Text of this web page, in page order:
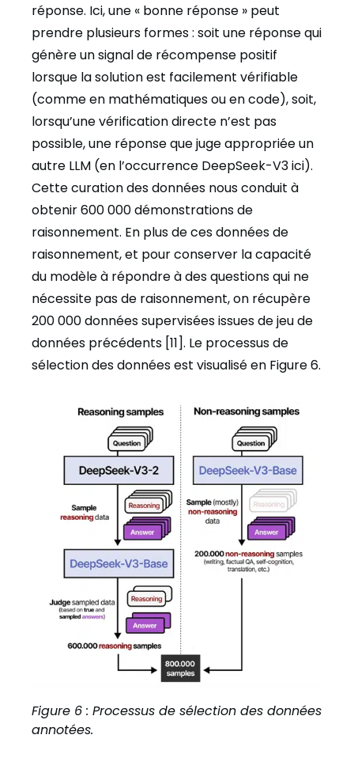
réponse. Ici, une « bonne réponse » peut
prendre plusieurs formes : soit une réponse qui
génère un signal de récompense positif
lorsque la solution est facilement vérifiable
(comme en mathématiques ou en code), soit,
lorsqu’une vérification directe n’est pas
possible, une réponse que juge appropriée un
autre LLM (en l’occurrence DeepSeek-V3 ici).
Cette curation des données nous conduit à
obtenir 600 000 démonstrations de
raisonnement. En plus de ces données de
raisonnement, et pour conserver la capacité
du modèle à répondre à des questions qui ne
nécessite pas de raisonnement, on récupère
200 000 données supervisées issues de jeu de
données précédents [11]. Le processus de
sélection des données est visualisé en Figure 6.
Figure 6 : Processus de sélection des données
annotées.